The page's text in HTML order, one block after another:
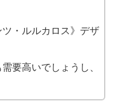
・ルルカロス》デザ
要高いでしょうし、